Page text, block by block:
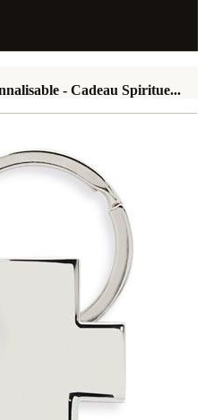
- Cadeau Spiritue...